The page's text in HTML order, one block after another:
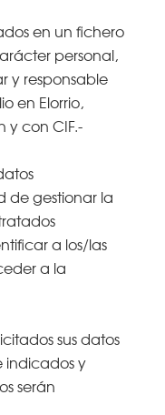
en un fichero
personal,
y responsable
en Elorrio,
y con CIF.-
de gestionar la
a los/las
a la
sus datos
indicados y
serán